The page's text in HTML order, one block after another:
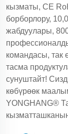
кызматы, CE
борборлору,
жабдуулары,
командасы, так
тасма
сунуштайт!
көбүрөөк
YONGHANG®